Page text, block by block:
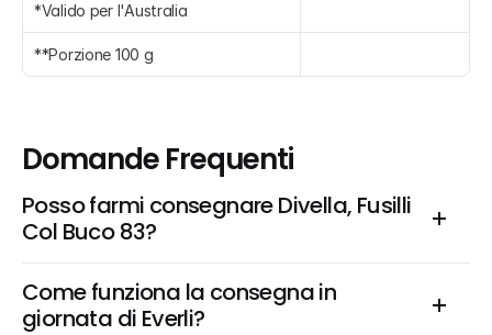
*Valido per l'Australia
**Porzione 100 g
Domande Frequenti
Posso farmi consegnare Divella, Fusilli
Col Buco 83?
Come funziona la consegna in
giornata di Everli?